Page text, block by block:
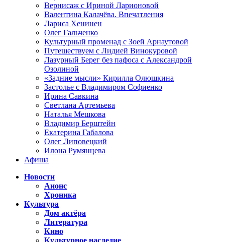
Вернисаж с Ириной Ларионовой
Валентина Калачёва. Впечатления
Лариса Хенинен
Олег Гальченко
Культурный променад с Зоей Арнаутовой
Путешествуем с Лидией Винокуровой
Лазурный Берег без пафоса с Александрой
Озолиной
«Задние мысли» Кирилла Олюшкина
Застолье с Владимиром Софиенко
Ирина Савкина
Светлана Артемьева
Наталья Мешкова
Владимир Берштейн
Екатерина Габалова
Олег Липовецкий
Илона Румянцева
Афиша
Новости
Анонс
Хроника
Культура
Дом актёра
Литература
Кино